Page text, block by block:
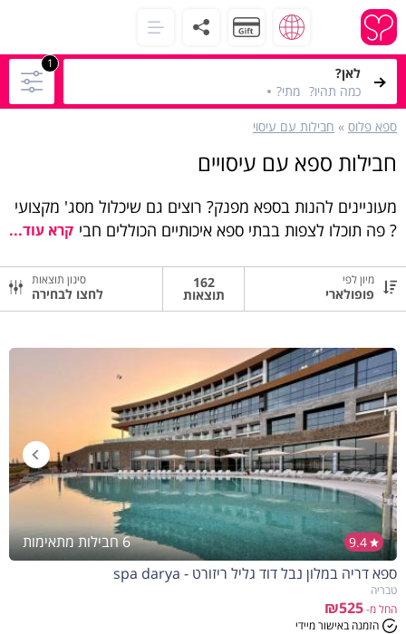
לאן?
כמה תהיו? מתי?
1
ספא פלוס » חבילות עם עיסוי
חבילות ספא עם עיסויים
מעוניינים להנות בספא מפנק? רוצים גם שיכלול מסג' מקצועי
? פה תוכלו לצפות בבתי ספא איכותיים הכוללים חבילות ספא
קרא עוד...
מיון לפי 162
תוצאות
סינון תוצאות
לחצו לבחירה
5%הנחה
9.4
6 חבילות מתאימות
ספא דריה במלון נבל דוד גליל ריזורט - spa darya
טבריה
החל מ-₪525
הזמנה באישור מיידי